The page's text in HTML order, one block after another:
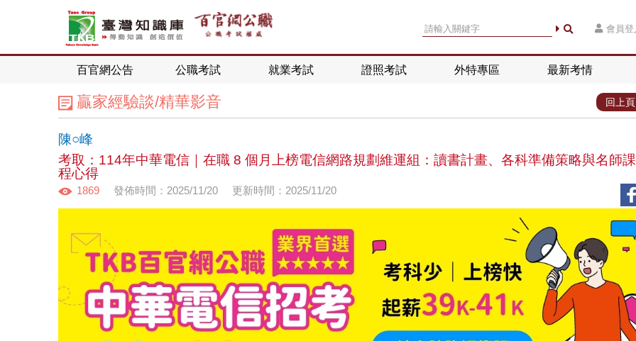
會員登
百官網公告 公職考試 就業考試 證照考試 外特專區 最新考情
贏家經驗談/精華影音 回上頁
陳○峰
考取：114年中華電信｜在職 8 個月上榜電信網路規劃維運組：讀書計畫、各科準備策略與名師課
程心得
1869 發佈時間：2025/11/20 更新時間：2025/11/20